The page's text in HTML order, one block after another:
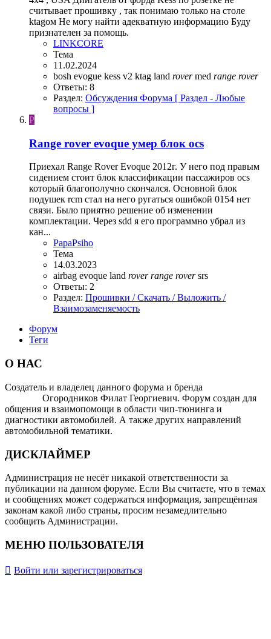
считывает прошивку , так понимаю только на столе
ktagом Не могу найти адекватную информацию Буду
признателен за помощь.
LINKCORE
Тема
11.02.2024
bosh evogue kess v2 ktag land rover med range rover
Ответы: 8
Раздел: Обсуждения Форума [ Раздел - Любые
вопросы ]
P
Range rover evoque умер блок ocs
Приехал Range Rover Evoque 2012г. У него под правым
сидением стоит блок классификации пассажиров ocs
который благополучно скончался. Основной блок
подушек rcm стал на него ругаться ошибкой 0154 нет
связи. Было приятно решение об изменении
комплектации. Через sdd я его программно убрал из
кан...
PapaPsiho
Тема
14.03.2023
airbag evoque land rover range rover srs
Ответы: 2
Раздел: Прошивки / Скачать / Выложить /
Взаимозаменяемость
Форум
Теги
О НАС
Создатель и владелец данного форума и бренда
Огородников Филат Георгиевич. Форум создан для
общения и взаимопомощи в области чип-тюнинга и
диагностики автомобилей. А также других направлений
автомобильной тематики.
ДИСКЛАЙМЕР
Администрация не несёт никакой ответственности за
публикации на данном форуме. Если Вы считаете, что в темах
и сообщениях может содержаться информация, запрещённая
законам какой либо страны, просим незамедлительно
сообщить Администрации.
МЕНЮ ПОЛЬЗОВАТЕЛЯ
Войти или зарегистрироваться